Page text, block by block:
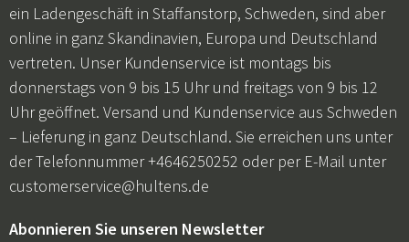
ein Ladengeschäft in Staffanstorp, Schweden, sind aber
online in ganz Skandinavien, Europa und Deutschland
vertreten. Unser Kundenservice ist montags bis
donnerstags von 9 bis 15 Uhr und freitags von 9 bis 12
Uhr geöffnet. Versand und Kundenservice aus Schweden
– Lieferung in ganz Deutschland. Sie erreichen uns unter
der Telefonnummer +4646250252 oder per E-Mail unter
customerservice@hultens.de
Abonnieren Sie unseren Newsletter